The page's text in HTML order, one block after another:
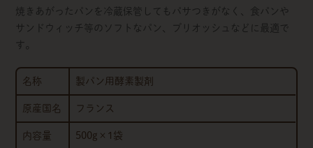
焼きあがったパンを冷蔵保管してもパサつきがなく、食パンや
サンドウィッチ等のソフトなパン、ブリオッシュなどに最適で
す。
名称 製パン用酵素製剤
原産国名 フランス
内容量
500g×1袋